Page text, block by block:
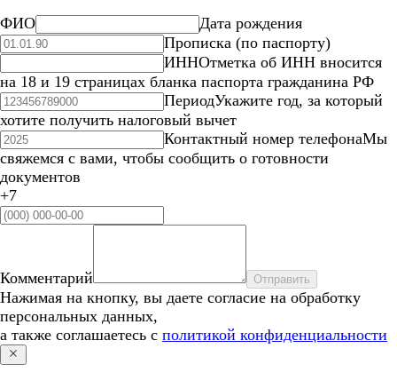
ФИО
Дата рождения
Прописка (по паспорту)
ИННОтметка об ИНН вносится
на 18 и 19 страницах бланка паспорта гражданина РФ
ПериодУкажите год, за который
хотите получить налоговый вычет
Контактный номер телефонаМы
свяжемся с вами, чтобы сообщить о готовности
документов
+7
Комментарий Отправить
Нажимая на кнопку, вы даете согласие на обработку
персональных данных,
а также соглашаетесь с политикой конфиденциальности